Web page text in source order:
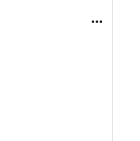
...